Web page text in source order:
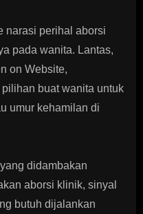
narasi perihal aborsi
pada wanita. Lantas,
on Website,
buat wanita untuk
umur kehamilan di
didambakan
aborsi klinik, sinyal
butuh dijalankan